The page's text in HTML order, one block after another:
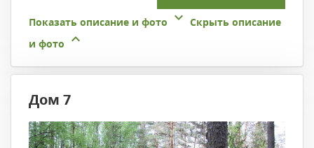
Показать описание и фото
Скрыть описание
и фото
Дом 7